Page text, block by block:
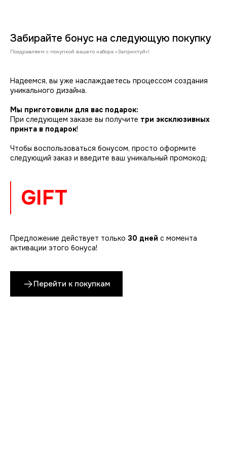
Забирайте бонус на следующую покупку
Поздравляем с покупкой вашего набора «Запринтуй»!
Надеемся, вы уже наслаждаетесь процессом создания
уникального дизайна.
Мы приготовили для вас подарок:
При следующем заказе вы получите три эксклюзивных
принта в подарок!
Чтобы воспользоваться бонусом, просто оформите
следующий заказ и введите ваш уникальный промокод:
GIFT
Предложение действует только 30 дней с момента
активации этого бонуса!
Перейти к покупкам